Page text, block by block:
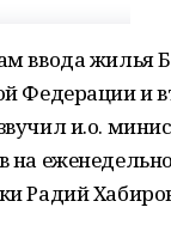
ввода жилья
Федерации и
и.о.
на
Радий